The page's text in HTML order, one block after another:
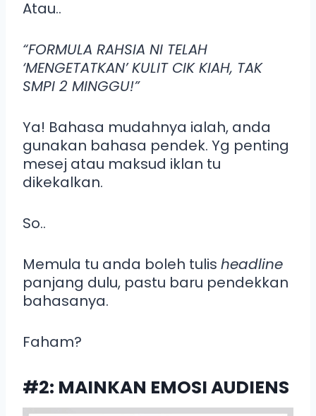
Atau..
“FORMULA RAHSIA NI TELAH
‘MENGETATKAN’ KULIT CIK KIAH, TAK
SMPI 2 MINGGU!”
Ya! Bahasa mudahnya ialah, anda
gunakan bahasa pendek. Yg penting
mesej atau maksud iklan tu
dikekalkan.
So..
Memula tu anda boleh tulis headline
panjang dulu, pastu baru pendekkan
bahasanya.
Faham?
#2: MAINKAN EMOSI AUDIENS